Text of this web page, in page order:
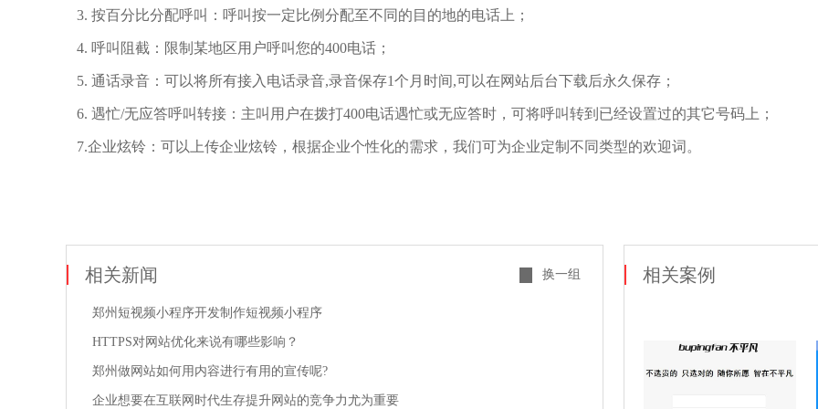
3. 按百分比分配呼叫：呼叫按一定比例分配至不同的目的地的电话上；
4. 呼叫阻截：限制某地区用户呼叫您的400电话；
5. 通话录音：可以将所有接入电话录音,录音保存1个月时间,可以在网站后台下载后永久保存；
6. 遇忙/无应答呼叫转接：主叫用户在拨打400电话遇忙或无应答时，可将呼叫转到已经设置过的其它号码上；
7.企业炫铃：可以上传企业炫铃，根据企业个性化的需求，我们可为企业定制不同类型的欢迎词。
相关新闻 换一组
郑州短视频小程序开发制作短视频小程序
HTTPS对网站优化来说有哪些影响？
郑州做网站如何用内容进行有用的宣传呢?
企业想要在互联网时代生存提升网站的竞争力尤为重要
相关案例